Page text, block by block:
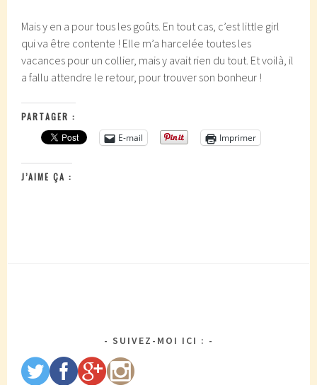
Mais y en a pour tous les goûts. En tout cas, c’est little girl
qui va être contente ! Elle m’a harcelée toutes les
vacances pour un collier, mais y avait rien du tout. Et voilà, il
a fallu attendre le retour, pour trouver son bonheur !
PARTAGER :
E-mail
Imprimer
J’AIME ÇA :
SUIVEZ-MOI ICI :